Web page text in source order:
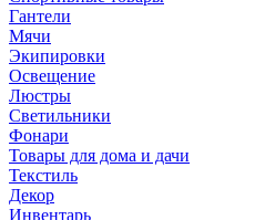
Гантели
Мячи
Экипировки
Освещение
Люстры
Светильники
Фонари
Товары для дома и дачи
Текстиль
Декор
Инвентарь